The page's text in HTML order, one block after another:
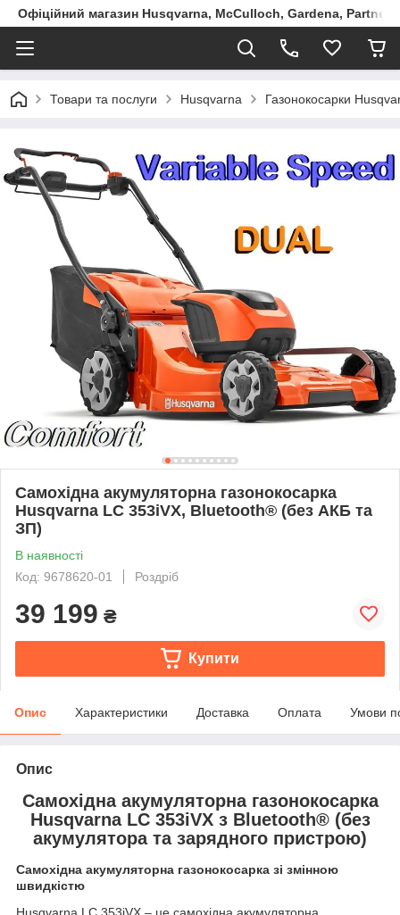
Офіційний магазин Husqvarna, McCulloch, Gardena, Partner
Товари та послуги Husqvarna Газонокосарки
Самохідна акумуляторна газонокосарка
Husqvarna LC 353iVX, Bluetooth® (без АКБ та
ЗП)
В наявності
Код: 9678620-01
Роздріб
39 199 ₴
Купити
Опис Характеристики Доставка Оплата Умови
Опис
Самохідна акумуляторна газонокосарка
Husqvarna LC 353iVX з Bluetooth® (без
акумулятора та зарядного пристрою)
Самохідна акумуляторна газонокосарка зі змінною
швидкістю